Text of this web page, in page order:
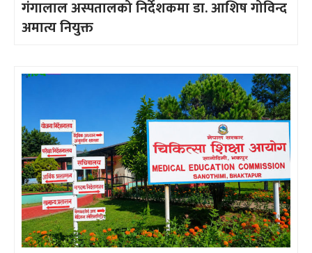
गंगालाल अस्पतालको निर्देशकमा डा. आशिष गोविन्द
अमात्य नियुक्त